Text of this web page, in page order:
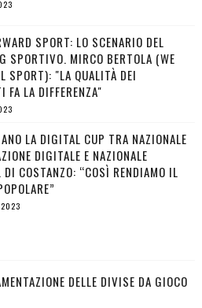
SPORT: LO SCENARIO DEL
SPORTIVO. MIRCO BERTOLA (WE
SPORT): "LA QUALITÀ DEI
FA LA DIFFERENZA"
LA DIGITAL CUP TRA NAZIONALE
DIGITALE E NAZIONALE
DI COSTANZO: “COSÌ RENDIAMO IL
2023
DELLE DIVISE DA GIOCO